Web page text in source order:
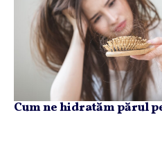
Cum ne hidratăm părul